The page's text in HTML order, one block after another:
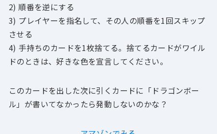
2) 順番を逆にする
3) プレイヤーを指名して、その人の順番を1回スキップ
させる
4) 手持ちのカードを1枚捨てる。捨てるカードがワイル
ドのときは、好きな色を宣言してください。
このカードを出した次に引くカードに「ドラゴンボー
ル」が書いてなかったら発動しないのかな？